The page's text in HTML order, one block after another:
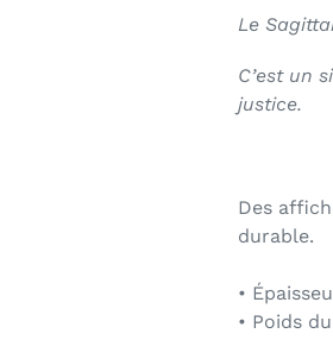
Le
C’est un
justice.
Des
durable.
•
• Poids